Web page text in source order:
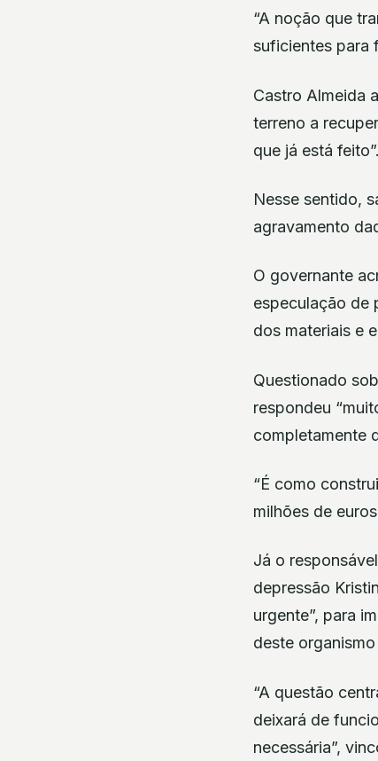
“A noção que
suficientes para
Castro Almeida
terreno a
que já está feito”.
Nesse sentido,
agravamento
O governante
especulação de
dos materiais e
Questionado
respondeu
completamente
“É como
milhões de
Já o
depressão
urgente”, para
deste
“A questão
deixará de
necessária”,